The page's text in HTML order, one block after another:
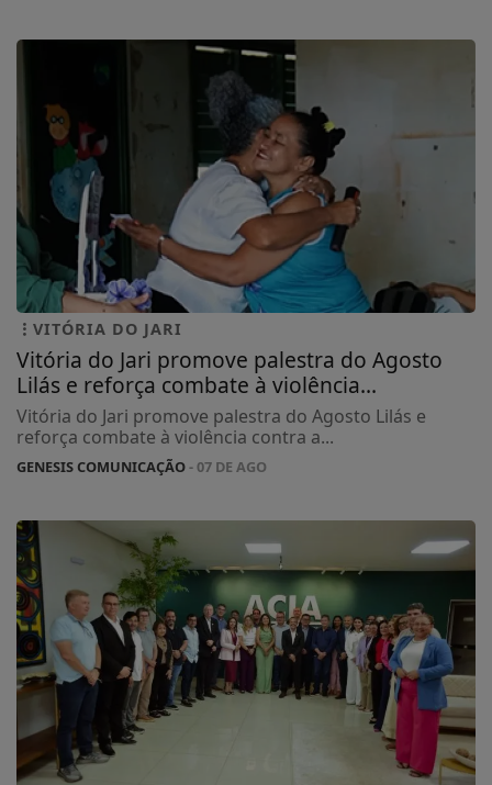
VITÓRIA DO JARI
Vitória do Jari promove palestra do Agosto
Lilás e reforça combate à violência...
Vitória do Jari promove palestra do Agosto Lilás e
reforça combate à violência contra a...
GENESIS COMUNICAÇÃO- 07 DE AGO